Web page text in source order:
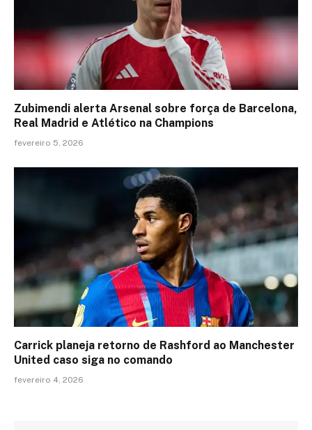
Zubimendi alerta Arsenal sobre força de Barcelona,
Real Madrid e Atlético na Champions
fevereiro 5, 2026
Carrick planeja retorno de Rashford ao Manchester
United caso siga no comando
fevereiro 4, 2026